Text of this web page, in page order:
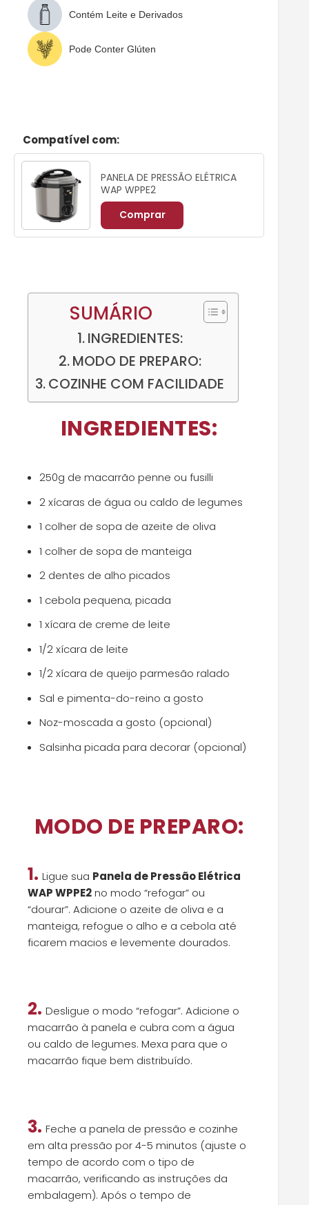
Contém Leite e Derivados
Pode Conter Glúten
Compatível com:
PANELA DE PRESSÃO ELÉTRICA
WAP WPPE2
Comprar
SUMÁRIO
INGREDIENTES:
MODO DE PREPARO:
COZINHE COM FACILIDADE
INGREDIENTES:
250g de macarrão penne ou fusilli
2 xícaras de água ou caldo de legumes
1 colher de sopa de azeite de oliva
1 colher de sopa de manteiga
2 dentes de alho picados
1 cebola pequena, picada
1 xícara de creme de leite
1/2 xícara de leite
1/2 xícara de queijo parmesão ralado
Sal e pimenta-do-reino a gosto
Noz-moscada a gosto (opcional)
Salsinha picada para decorar (opcional)
MODO DE PREPARO:
1.Ligue sua Panela de Pressão Elétrica
WAP WPPE2no modo “refogar” ou
“dourar”. Adicione o azeite de oliva e a
manteiga, refogue o alho e a cebola até
ficarem macios e levemente dourados.
2.Desligue o modo “refogar”. Adicione o
macarrão à panela e cubra com a água
ou caldo de legumes. Mexa para que o
macarrão fique bem distribuído.
3.Feche a panela de pressão e cozinhe
em alta pressão por 4-5 minutos (ajuste o
tempo de acordo com o tipo de
macarrão, verificando as instruções da
embalagem). Após o tempo de